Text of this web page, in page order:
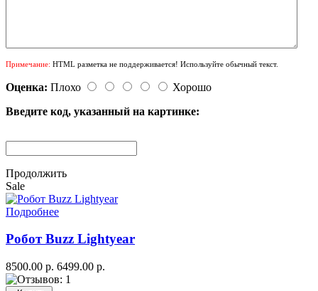
Примечание: HTML разметка не поддерживается! Используйте обычный текст.
Оценка: Плохо
Хорошо
Введите код, указанный на картинке:
Продолжить
Sale
Подробнее
Робот Buzz Lightyear
8500.00 р. 6499.00 р.